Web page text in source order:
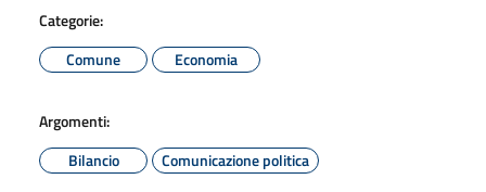
Categorie:
Comune
Economia
Argomenti:
Bilancio
Comunicazione politica